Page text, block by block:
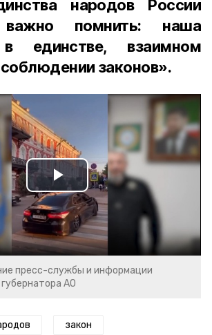
народов России
важно помнить: наша
взаимном
законов».
Play
Video
пресс-службы и информации
АО
закон